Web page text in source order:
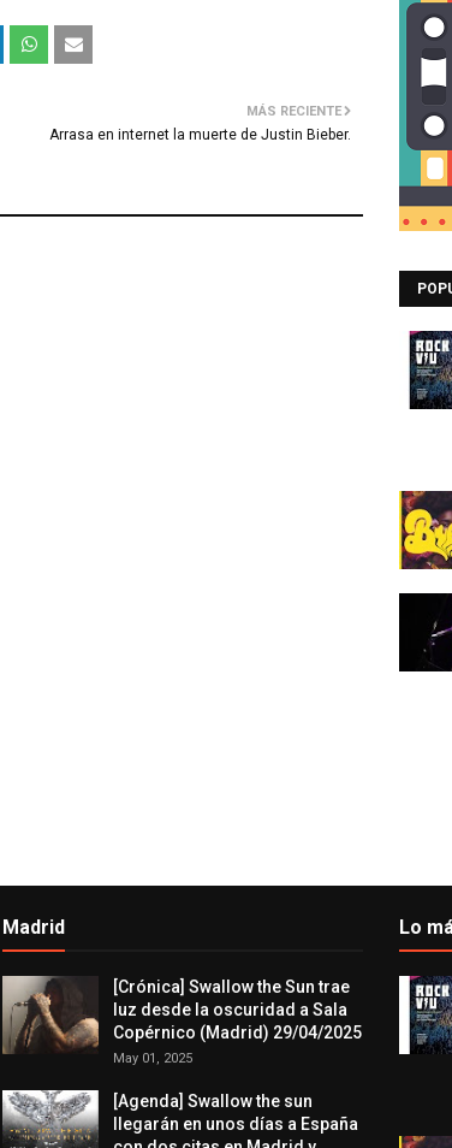
MÁS RECIENTE
Arrasa en internet la muerte de Justin Bieber.
Madrid
[Crónica] Swallow the Sun trae
luz desde la oscuridad a Sala
Copérnico (Madrid) 29/04/2025
May 01, 2025
[Agenda] Swallow the sun
llegarán en unos días a España
Lo